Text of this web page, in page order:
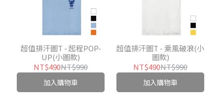
超值排汗圖T - 起程POP-
UP(小圖款)
NT$490NT$990
加入購物車
超值排汗圖T - 乘風破浪(小
圖款)
NT$490NT$990
加入購物車